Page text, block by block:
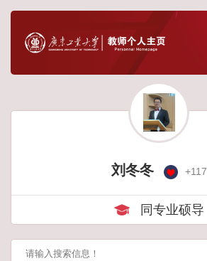
刘冬冬 +117
同专业硕导